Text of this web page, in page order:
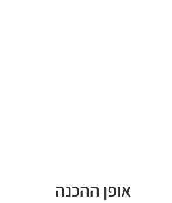
אופן ההכנה